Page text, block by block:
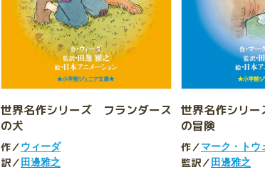
世界名作シリーズ フランダース
の犬
作／ウィーダ
訳／ 田邊雅之
世界名作シリ
の冒険
作／マーク・トウ
監訳／ 田邊雅之